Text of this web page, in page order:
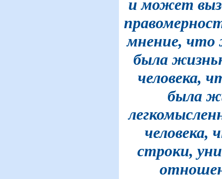
и может
мнение, что
была
человека,
была
человека,
строки,